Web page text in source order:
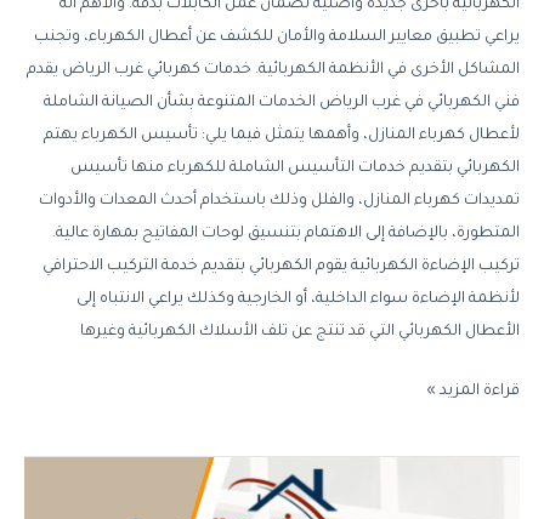
الكهربائية بأخرى جديدة وأصلية لضمان عمل الكابلات بدقة. والأهم أنه
يراعي تطبيق معايير السلامة والأمان للكشف عن أعطال الكهرباء، وتجنب
المشاكل الأخرى في الأنظمة الكهربائية. خدمات كهربائي غرب الرياض يقدم
فني الكهربائي في غرب الرياض الخدمات المتنوعة بشأن الصيانة الشاملة
لأعطال كهرباء المنازل، وأهمها يتمثل فيما يلي: تأسيس الكهرباء يهتم
الكهربائي بتقديم خدمات التأسيس الشاملة للكهرباء منها تأسيس
تمديدات كهرباء المنازل، والفلل وذلك باستخدام أحدث المعدات والأدوات
المتطورة، بالإضافة إلى الاهتمام بتنسيق لوحات المفاتيح بمهارة عالية.
تركيب الإضاءة الكهربائية يقوم الكهربائي بتقديم خدمة التركيب الاحترافي
لأنظمة الإضاءة سواء الداخلية، أو الخارجية وكذلك يراعي الانتباه إلى
الأعطال الكهربائي التي قد تنتج عن تلف الأسلاك الكهربائية وغيرها
قراءة المزيد »